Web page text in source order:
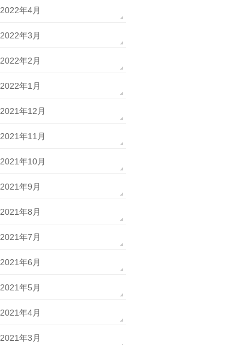
2022年4月
2022年3月
2022年2月
2022年1月
2021年12月
2021年11月
2021年10月
2021年9月
2021年8月
2021年7月
2021年6月
2021年5月
2021年4月
2021年3月